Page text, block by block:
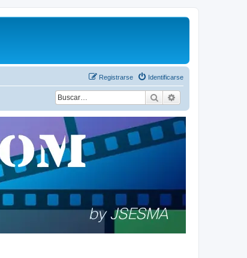
Identificarse
Registrarse
Buscar